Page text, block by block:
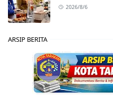
2026/8/6
ARSIP BERITA